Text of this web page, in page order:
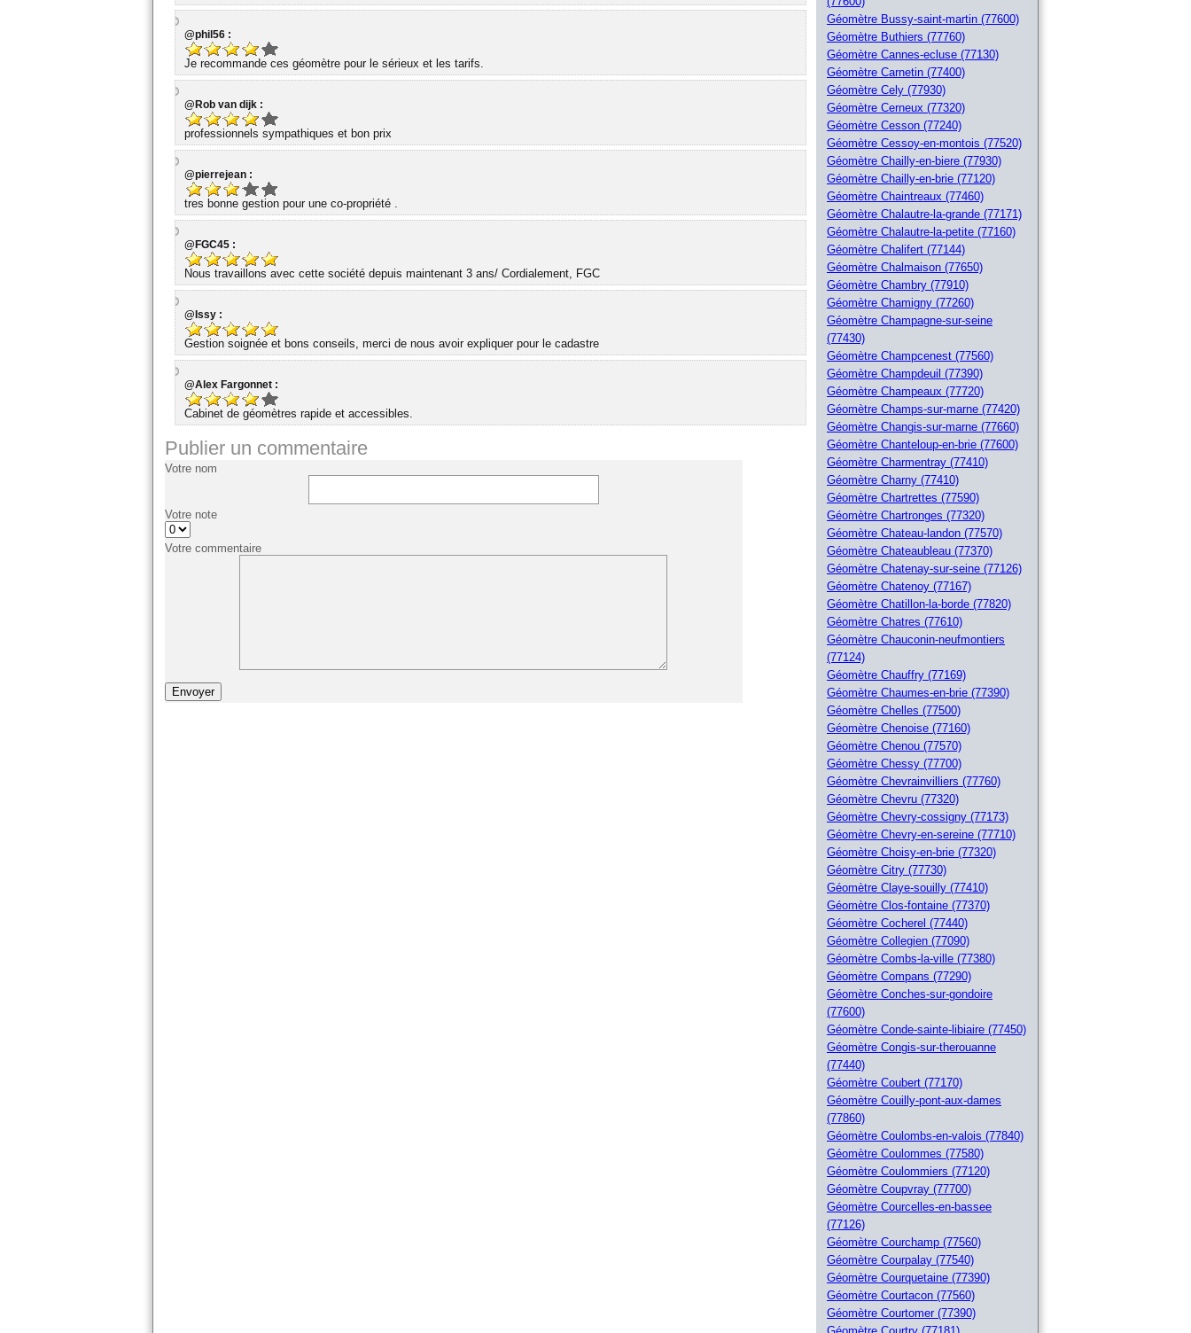
@phil56 :
Je recommande ces géomètre pour le sérieux et les tarifs.
@Rob van dijk :
professionnels sympathiques et bon prix
@pierrejean :
tres bonne gestion pour une co-propriété .
@FGC45 :
Nous travaillons avec cette société depuis maintenant 3 ans/ Cordialement, FGC
@Issy :
Gestion soignée et bons conseils, merci de nous avoir expliquer pour le cadastre
@Alex Fargonnet :
Cabinet de géomètres rapide et accessibles.
Publier un commentaire
Votre nom
Votre note
Votre commentaire
Géomètre Bussy-saint-martin (77600)
Géomètre Buthiers (77760)
Géomètre Cannes-ecluse (77130)
Géomètre Carnetin (77400)
Géomètre Cely (77930)
Géomètre Cerneux (77320)
Géomètre Cesson (77240)
Géomètre Cessoy-en-montois (77520)
Géomètre Chailly-en-biere (77930)
Géomètre Chailly-en-brie (77120)
Géomètre Chaintreaux (77460)
Géomètre Chalautre-la-grande (77171)
Géomètre Chalautre-la-petite (77160)
Géomètre Chalifert (77144)
Géomètre Chalmaison (77650)
Géomètre Chambry (77910)
Géomètre Chamigny (77260)
Géomètre Champagne-sur-seine
(77430)
Géomètre Champcenest (77560)
Géomètre Champdeuil (77390)
Géomètre Champeaux (77720)
Géomètre Champs-sur-marne (77420)
Géomètre Changis-sur-marne (77660)
Géomètre Chanteloup-en-brie (77600)
Géomètre Charmentray (77410)
Géomètre Charny (77410)
Géomètre Chartrettes (77590)
Géomètre Chartronges (77320)
Géomètre Chateau-landon (77570)
Géomètre Chateaubleau (77370)
Géomètre Chatenay-sur-seine (77126)
Géomètre Chatenoy (77167)
Géomètre Chatillon-la-borde (77820)
Géomètre Chatres (77610)
Géomètre Chauconin-neufmontiers
(77124)
Géomètre Chauffry (77169)
Géomètre Chaumes-en-brie (77390)
Géomètre Chelles (77500)
Géomètre Chenoise (77160)
Géomètre Chenou (77570)
Géomètre Chessy (77700)
Géomètre Chevrainvilliers (77760)
Géomètre Chevru (77320)
Géomètre Chevry-cossigny (77173)
Géomètre Chevry-en-sereine (77710)
Géomètre Choisy-en-brie (77320)
Géomètre Citry (77730)
Géomètre Claye-souilly (77410)
Géomètre Clos-fontaine (77370)
Géomètre Cocherel (77440)
Géomètre Collegien (77090)
Géomètre Combs-la-ville (77380)
Géomètre Compans (77290)
Géomètre Conches-sur-gondoire
(77600)
Géomètre Conde-sainte-libiaire (77450)
Géomètre Congis-sur-therouanne
(77440)
Géomètre Coubert (77170)
Géomètre Couilly-pont-aux-dames
(77860)
Géomètre Coulombs-en-valois (77840)
Géomètre Coulommes (77580)
Géomètre Coulommiers (77120)
Géomètre Coupvray (77700)
Géomètre Courcelles-en-bassee
(77126)
Géomètre Courchamp (77560)
Géomètre Courpalay (77540)
Géomètre Courquetaine (77390)
Géomètre Courtacon (77560)
Géomètre Courtomer (77390)